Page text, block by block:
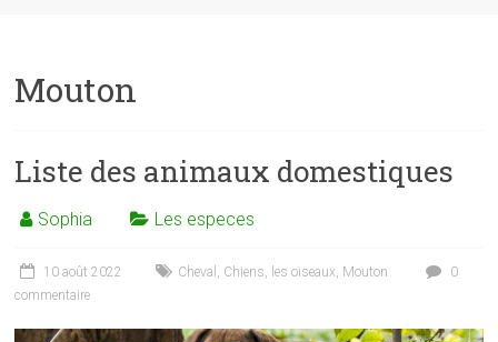
Mouton
Liste des animaux domestiques
Sophia Les especes
10 août 2022 Cheval , Chiens, les oiseaux, Mouton
0
commentaire